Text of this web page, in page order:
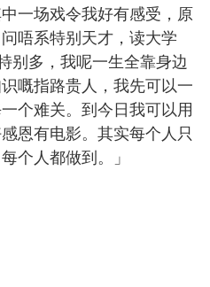
一场戏令我好有感受，原
唔系特别天才，读大学
别多，我呢一生全靠身边
嘅指路贵人，我先可以一
个难关。到今日我可以用
恩有电影。其实每个人只
个人都做到。」